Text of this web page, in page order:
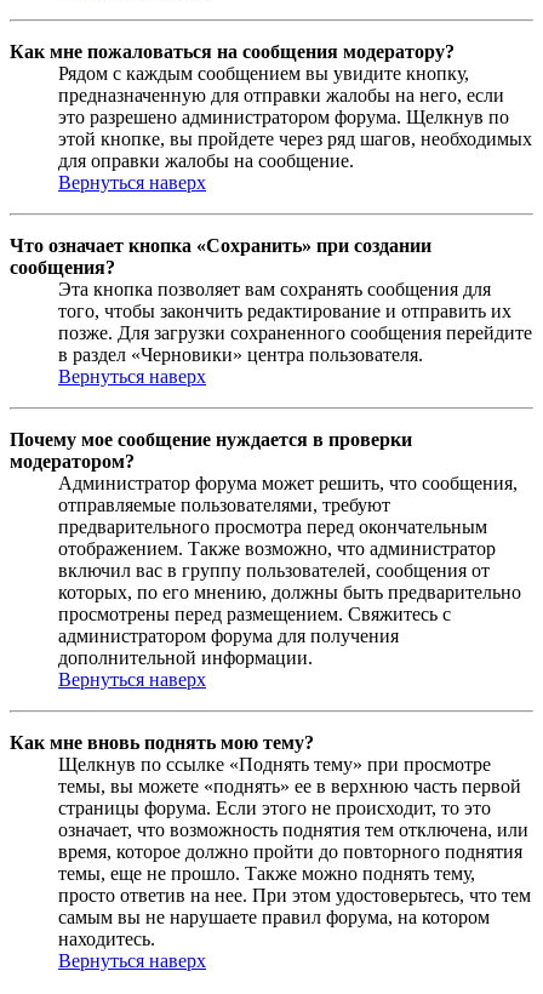
Как мне пожаловаться на сообщения модератору?
Рядом с каждым сообщением вы увидите кнопку,
предназначенную для отправки жалобы на него, если
это разрешено администратором форума. Щелкнув по
этой кнопке, вы пройдете через ряд шагов, необходимых
для оправки жалобы на сообщение.
Вернуться наверх
Что означает кнопка «Сохранить» при создании
сообщения?
Эта кнопка позволяет вам сохранять сообщения для
того, чтобы закончить редактирование и отправить их
позже. Для загрузки сохраненного сообщения перейдите
в раздел «Черновики» центра пользователя.
Вернуться наверх
Почему мое сообщение нуждается в проверки
модератором?
Администратор форума может решить, что сообщения,
отправляемые пользователями, требуют
предварительного просмотра перед окончательным
отображением. Также возможно, что администратор
включил вас в группу пользователей, сообщения от
которых, по его мнению, должны быть предварительно
просмотрены перед размещением. Свяжитесь с
администратором форума для получения
дополнительной информации.
Вернуться наверх
Как мне вновь поднять мою тему?
Щелкнув по ссылке «Поднять тему» при просмотре
темы, вы можете «поднять» ее в верхнюю часть первой
страницы форума. Если этого не происходит, то это
означает, что возможность поднятия тем отключена, или
время, которое должно пройти до повторного поднятия
темы, еще не прошло. Также можно поднять тему,
просто ответив на нее. При этом удостоверьтесь, что тем
самым вы не нарушаете правил форума, на котором
находитесь.
Вернуться наверх